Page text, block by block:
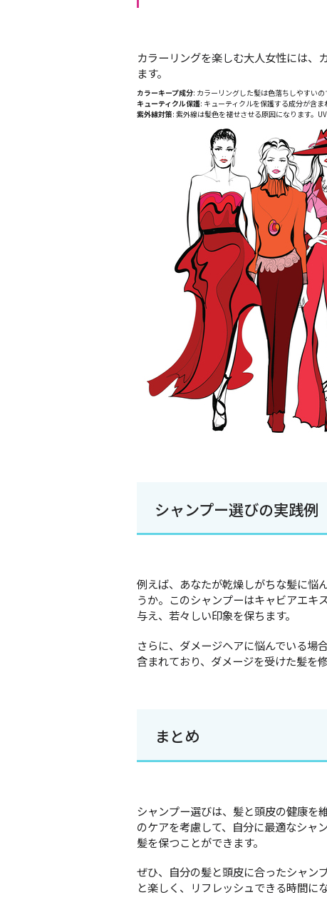
カラーリングを楽しむ大人女性には、
ます。
カラーキープ成分: カラーリングした髪は色落ちしやすい
キューティクル保護: キューティクルを保護する成分が含
紫外線対策: 紫外線は髪色を褪せさせる原因になります。
シャンプー選びの実践例
例えば、あなたが乾燥しがちな髪に悩
うか。このシャンプーはキャビアエキ
与え、若々しい印象を保ちます。
さらに、ダメージヘアに悩んでいる場
含まれており、ダメージを受けた髪を
まとめ
シャンプー選びは、髪と頭皮の健康を
のケアを考慮して、自分に最適なシャ
髪を保つことができます。
ぜひ、自分の髪と頭皮に合ったシャン
と楽しく、リフレッシュできる時間に